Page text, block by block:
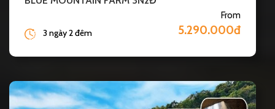
From
5.290.000đ
3 ngày 2 đêm